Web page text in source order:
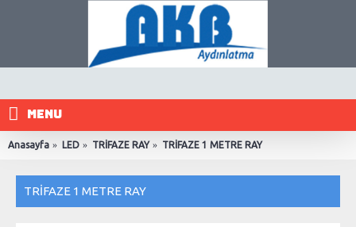
MENU
Anasayfa LED TRİFAZE RAY TRİFAZE 1 METRE RAY
TRİFAZE 1 METRE RAY